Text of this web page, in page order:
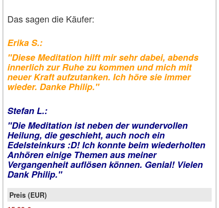
Das sagen die Käufer:
Erika S.:
"Diese Meditation hilft mir sehr dabei, abends
innerlich zur Ruhe zu kommen und mich mit
neuer Kraft aufzutanken. Ich höre sie immer
wieder. Danke Philip."
Stefan L.:
"Die Meditation ist neben der wundervollen
Heilung, die geschieht, auch noch ein
Edelsteinkurs :D! Ich konnte beim wiederholten
Anhören einige Themen aus meiner
Vergangenheit auflösen können. Genial! Vielen
Dank Philip."